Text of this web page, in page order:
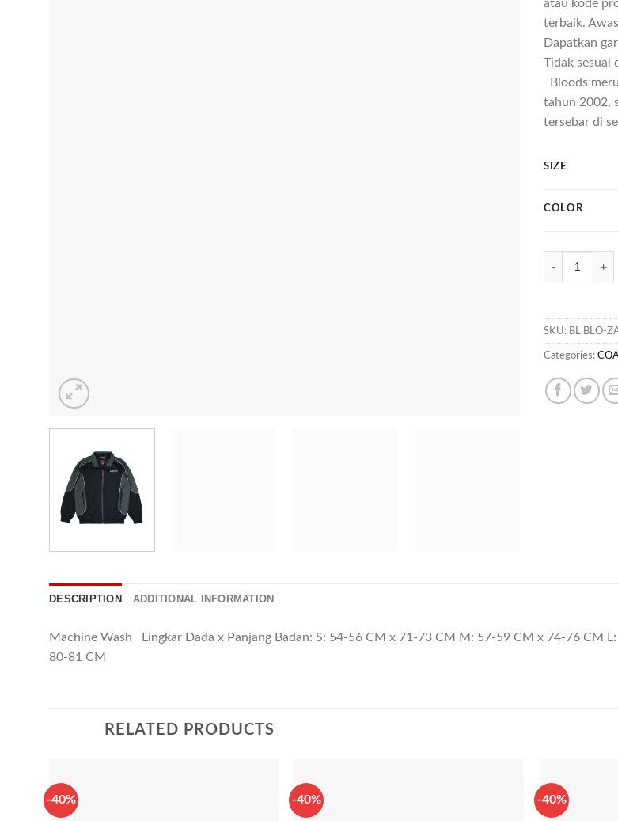
atau kode
terbaik.
Dapatkan
Tidak
Bloods
tahun 2002,
tersebar di
SIZE
COLOR
JK IGNITO 01
SKU: BL.BLO-
Categories:
DESCRIPTION ADDITIONAL INFORMATION
Machine Wash Lingkar Dada x Panjang Badan: S: 54-56 CM x 71-73 CM M: 57-59 CM x 74-76 CM
80-81 CM
RELATED PRODUCTS
-40% -40% -40%